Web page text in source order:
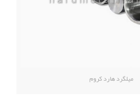
میلگرد هارد کروم